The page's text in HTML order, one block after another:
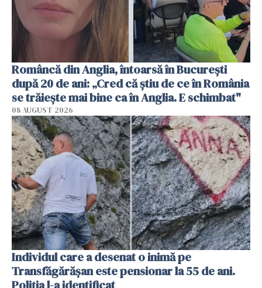
Româncă din Anglia, întoarsă în București
după 20 de ani: „Cred că știu de ce în România
se trăiește mai bine ca în Anglia. E schimbat"
08 AUGUST 2026
Individul care a desenat o inimă pe
Transfăgărășan este pensionar la 55 de ani.